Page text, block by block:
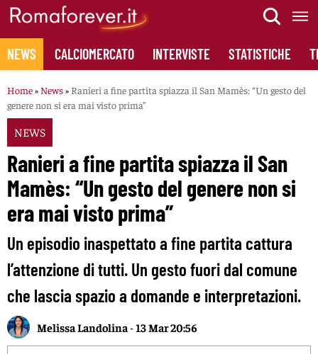
Skip
content
NEWS CALCIOMERCATO INTERVISTE STATISTICHE
Home» News» Ranieri a fine partita spiazza il San Mamès: “Un gesto del
genere non si era mai visto prima”
NEWS
Ranieri a fine partita spiazza il San
Mamès: “Un gesto del genere non si
era mai visto prima”
Un episodio inaspettato a fine partita cattura
l’attenzione di tutti. Un gesto fuori dal comune
che lascia spazio a domande e interpretazioni.
Melissa Landolina -13 Mar 20:56